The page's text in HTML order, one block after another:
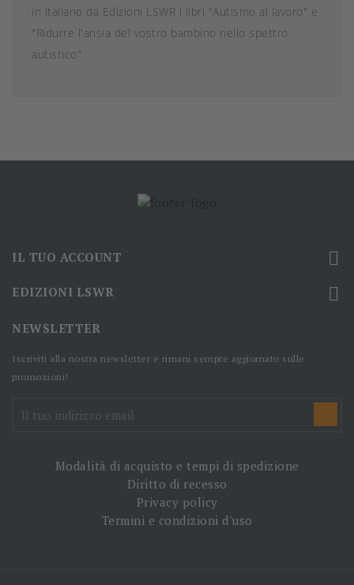
in italiano da Edizioni LSWR i libri "Autismo al lavoro" e
"Ridurre l'ansia del vostro bambino nello spettro
autistico".
IL TUO ACCOUNT 
EDIZIONI LSWR 
NEWSLETTER
Iscriviti alla nostra newsletter e rimani sempre aggiornato sulle
promozioni!
Modalità di acquisto e tempi di spedizione
Diritto di recesso
Privacy policy
Termini e condizioni d'uso